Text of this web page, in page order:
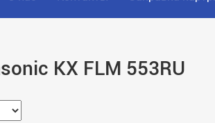
KX FLM 553RU